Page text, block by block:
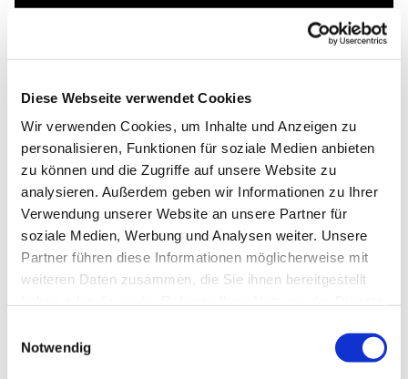
Diese Webseite verwendet Cookies
Wir verwenden Cookies, um Inhalte und Anzeigen zu
personalisieren, Funktionen für soziale Medien anbieten
zu können und die Zugriffe auf unsere Website zu
analysieren. Außerdem geben wir Informationen zu Ihrer
Verwendung unserer Website an unsere Partner für
soziale Medien, Werbung und Analysen weiter. Unsere
Partner führen diese Informationen möglicherweise mit
weiteren Daten zusammen, die Sie ihnen bereitgestellt
Notwendig